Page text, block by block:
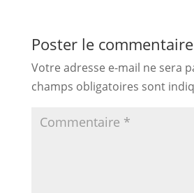
Poster le commentaire
Votre adresse e-mail ne sera
champs obligatoires sont